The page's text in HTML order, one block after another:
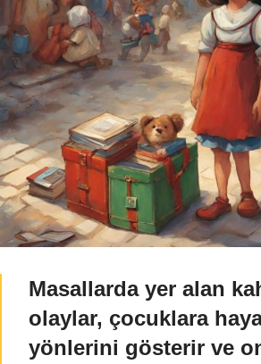
Masallarda yer alan
olaylar, çocuklara
yönlerini gösterir ve